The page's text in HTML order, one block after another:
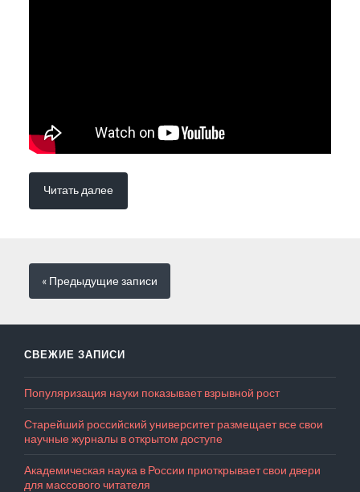
Читать далее
« Предыдущиезаписи
СВЕЖИЕ ЗАПИСИ
Популяризация науки показывает взрывной рост
Старейший российский университет размещает все свои
научные журналы в открытом доступе
Академическая наука в России приоткрывает свои двери
для массового читателя